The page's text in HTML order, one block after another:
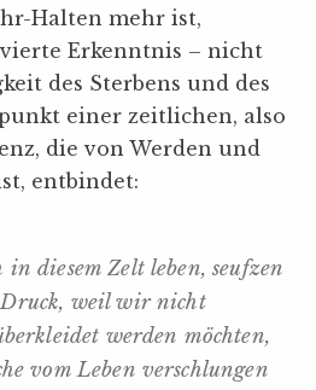
Halten mehr ist,
Erkenntnis – nicht
des Sterbens und des
einer zeitlichen, also
die von Werden und
entbindet:
diesem Zelt leben, seufzen
weil wir nicht
werden möchten,
vom Leben verschlungen